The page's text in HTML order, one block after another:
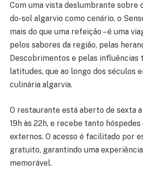
Com uma vista deslumbrante sobre
do-sol algarvio como cenário, o
mais do que uma refeição – é uma
pelos sabores da região, pelas
Descobrimentos e pelas influências
latitudes, que ao longo dos séculos
culinária algarvia.
O restaurante está aberto de sexta
19h às 22h, e recebe tanto
externos. O acesso é facilitado por
gratuito, garantindo uma
memorável.